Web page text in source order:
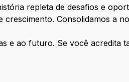
repleta de desafios e
Consolidamos a
e ao futuro. Se você acredita